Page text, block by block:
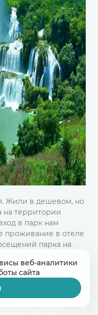
Жили в дешевом, но
на территории
в парк нам
проживание в отеле
парка на
всем остальным –
на транспорт, еду и
веб-аналитики
сайта